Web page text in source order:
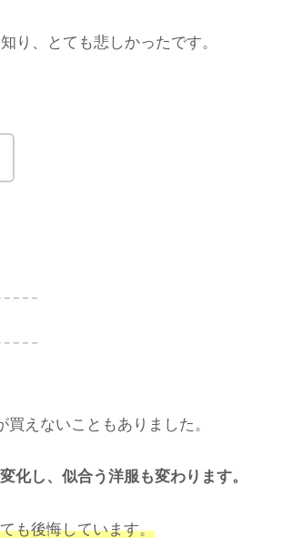
り、とても悲しかったです。
えないこともありました。
化し、似合う洋服も変わります。
も後悔しています。